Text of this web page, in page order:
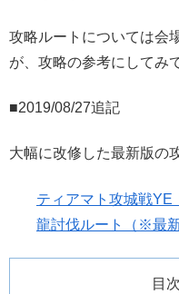
攻略ルートについては会
が、攻略の参考にしてみ
■2019/08/27追記
大幅に改修した最新版の
ティアマト攻城戦
龍討伐ルート（※最
目次